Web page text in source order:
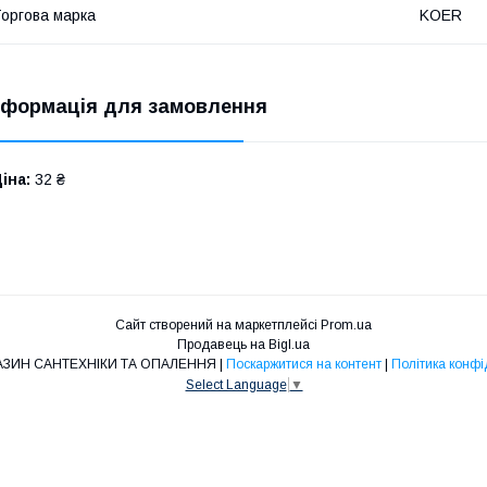
марка KOER
для замовлення
32 ₴
Сайт створений на маркетплейсі Prom.ua
Продавець на Bigl.ua
O&L - МАГАЗИН САНТЕХНІКИ ТА ОПАЛЕННЯ | Поскаржитися на контент | Політика
Select Language ▼